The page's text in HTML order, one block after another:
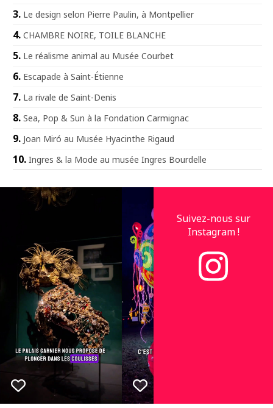
Le design selon Pierre Paulin, à Montpellier
CHAMBRE NOIRE, TOILE BLANCHE
Le réalisme animal au Musée Courbet
Escapade à Saint-Étienne
La rivale de Saint-Denis
Sea, Pop & Sun à la Fondation Carmignac
Joan Miró au Musée Hyacinthe Rigaud
Ingres & la Mode au musée Ingres Bourdelle
Suivez-nous sur
Instagram !